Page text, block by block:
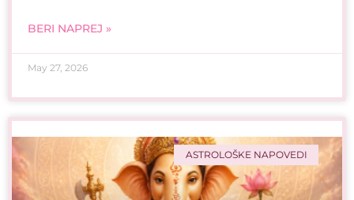
BERI NAPREJ »
May 27, 2026
ASTROLOŠKE NAPOVEDI